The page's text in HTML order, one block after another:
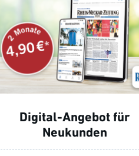
Digital-Angebot für
Neukunden